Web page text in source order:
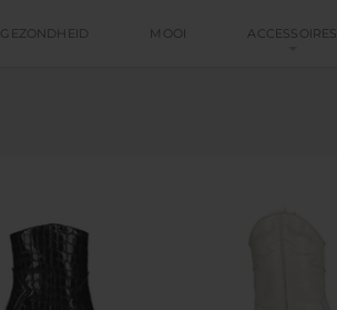
GEZONDHEID MOOI ACCESSOIRES